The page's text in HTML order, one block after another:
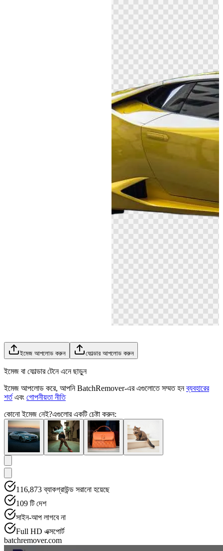
ইমেজ আপলোড করুন ফোল্ডার আপলোড করুন
ইমেজ বা ফোল্ডার টেনে এনে ছাড়ুন
ইমেজ আপলোড করে, আপনি BatchRemover-এর এগুলোতে সম্মত হন ব্যবহারের
শর্ত এবং গোপনীয়তা নীতি
কোনো ইমেজ নেই?এগুলোর একটি চেষ্টা করুন:
116,873 ব্যাকগ্রাউন্ড সরানো হয়েছে
109 টি দেশ
সাইন-আপ লাগবে না
Full HD এক্সপোর্ট
batchremover.com